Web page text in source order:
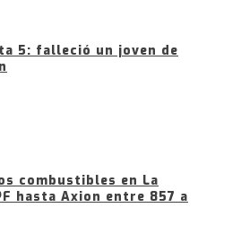
5: falleció un joven de
combustibles en La
hasta Axion entre 857 a